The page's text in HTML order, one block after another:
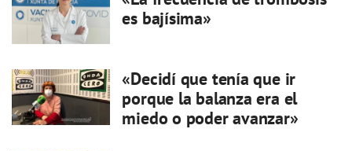
es bajísima»
«Decidí que tenía que ir
porque la balanza era el
miedo o poder avanzar»